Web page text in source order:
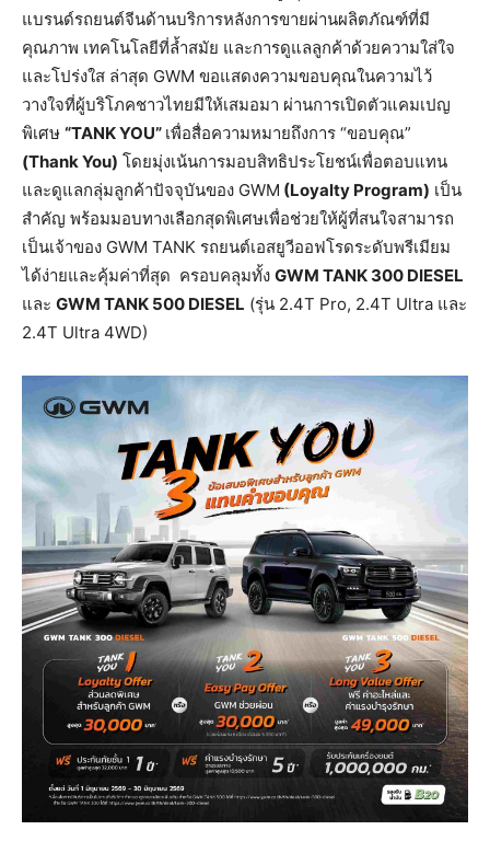
แบรนด์รถยนต์จีนด้านบริการหลังการขายผ่านผลิตภัณฑ์ที่มี
คุณภาพ เทคโนโลยีที่ล้ำสมัย และการดูแลลูกค้าด้วยความใส่ใจ
และโปร่งใส ล่าสุด GWM ขอแสดงความขอบคุณในความไว้
วางใจที่ผู้บริโภคชาวไทยมีให้เสมอมา ผ่านการเปิดตัวแคมเปญ
พิเศษ “TANK YOU” เพื่อสื่อความหมายถึงการ “ขอบคุณ”
(Thank You) โดยมุ่งเน้นการมอบสิทธิประโยชน์เพื่อตอบแทน
และดูแลกลุ่มลูกค้าปัจจุบันของ GWM (Loyalty Program) เป็น
สำคัญ พร้อมมอบทางเลือกสุดพิเศษเพื่อช่วยให้ผู้ที่สนใจสามารถ
เป็นเจ้าของ GWM TANK รถยนต์เอสยูวีออฟโรดระดับพรีเมียม
ได้ง่ายและคุ้มค่าที่สุด ครอบคลุมทั้ง GWM TANK 300 DIESEL
และ GWM TANK 500 DIESEL (รุ่น 2.4T Pro, 2.4T Ultra และ
2.4T Ultra 4WD)